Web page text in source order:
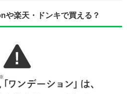
や楽天・ドンキで買える？